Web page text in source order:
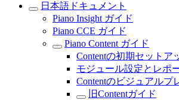
日本語ドキュメント
Piano Insight ガイド
Piano CCE ガイド
Piano Content ガイド
Contentの初期セットア
モジュール設定とレポ
Contentのビジュアルプ
旧Contentガイド